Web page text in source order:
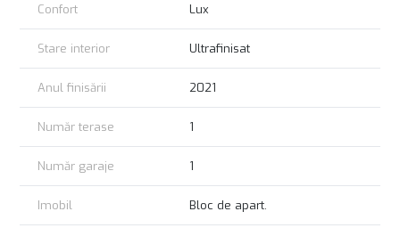
Confort Lux
Stare interior Ultrafinisat
Anul finisării 2021
Număr terase 1
Număr garaje 1
Imobil Bloc de apart.